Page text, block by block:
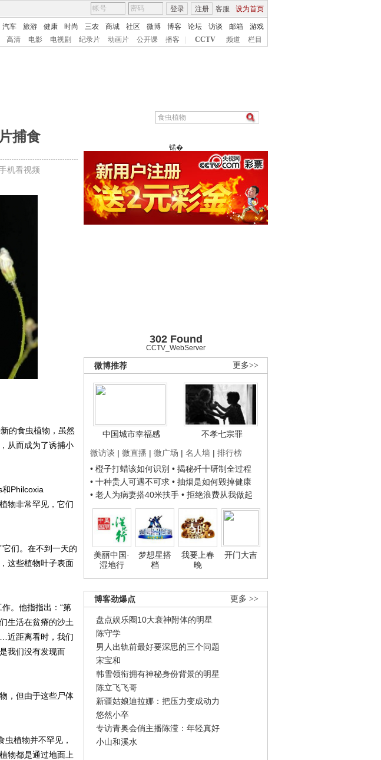
客服 设为首页
登录 注册
汽车 旅游 健康 时尚 三农 商城 社区 微博 博客 论坛 访谈 邮箱
游戏
高清 电影 电视剧 纪录片 动画片 公开课 播客 CCTV 频道 栏目
锘�
302 Found
CCTV_WebServer
更多>>
微博推荐
中国城市幸福感
不孝七宗罪
微访谈 | 微直播 | 微广场 | 名人墙 | 排行榜
• 橙子打蜡该如何识别 • 揭秘歼十研制全过程
• 十种贵人可遇不可求 • 抽烟是如何毁掉健康
• 老人为病妻搭40米扶手 • 拒绝浪费从我做起
美丽中国·
湿地行
梦想星搭
档
我要上春
晚
开门大吉
更多 >>
博客劲爆点
盘点娱乐圈10大衰神附体的明星
陈守学
男人出轨前最好要深思的三个问题
宋宝和
韩雪领衔拥有神秘身份背景的明星
陈立飞飞哥
新疆姑娘迪拉娜：把压力变成动力
悠然小卒
专访青奥会俏主播陈滢：年轻真好
小山和溪水
捕食
机看视频
的食虫植物，虽然
从而成为了诱捕小
Philcoxia
物非常罕见，它们
们。在不到一天的
这些植物叶子表面
。他指指出：“第
生活在贫瘠的沙土
近距离看时，我们
我们没有发现而
，但由于这些尸体
植物并不罕见，
物都是通过地面上